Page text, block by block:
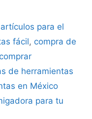
para el
fácil, compra de
comprar
de herramientas
en México
para tu